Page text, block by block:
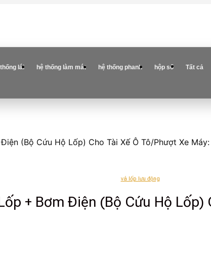
lái hệ thống làm mát hệ thống phanh hộp số Tất cả
(Bộ Cứu Hộ Lốp) Cho Tài Xế Ô Tô/Phượt Xe
vá lốp lưu động
+ Bơm Điện (Bộ Cứu Hộ Lốp)